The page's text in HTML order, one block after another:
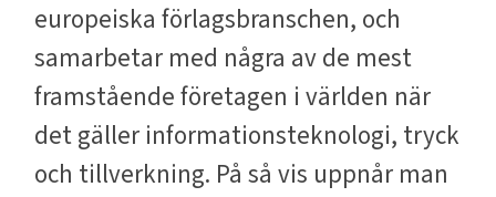
europeiska förlagsbranschen, och
samarbetar med några av de mest
framstående företagen i världen när
det gäller informationsteknologi, tryck
och tillverkning. På så vis uppnår man